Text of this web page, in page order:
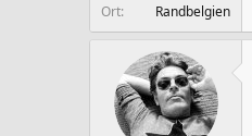
Ort
Randbelgien